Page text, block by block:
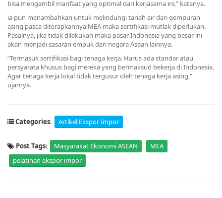
bisa mengambil manfaat yang optimal dari kerjasama ini,” katanya.
ia pun menambahkan untuk melindungi tanah air dari gempuran
asing pasca diterapkannya MEA maka sertifikasi mutlak diperlukan.
Pasalnya, jika tidak dilakukan maka pasar Indonesia yang besar ini
akan menjadi sasaran empuk dari negara Asean lainnya.
“Termasuk sertifikasi bagi tenaga kerja. Harus ada standar atau
persyarata khusus bagi mereka yang bermaksud bekerja di Indonesia.
Agar tenaga kerja lokal tidak tergusur oleh tenaga kerja asing,”
ujarnya.
Categories: Artikel Ekspor Impor
Post Tags: Masyarakat Ekonomi ASEAN
MEA
pelatihan ekspor impor